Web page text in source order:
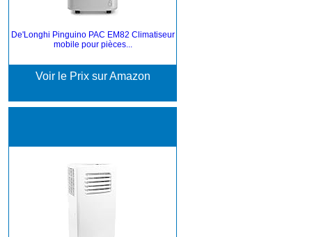
De'Longhi Pinguino PAC EM82 Climatiseur
mobile pour pièces...
Voir le Prix sur Amazon